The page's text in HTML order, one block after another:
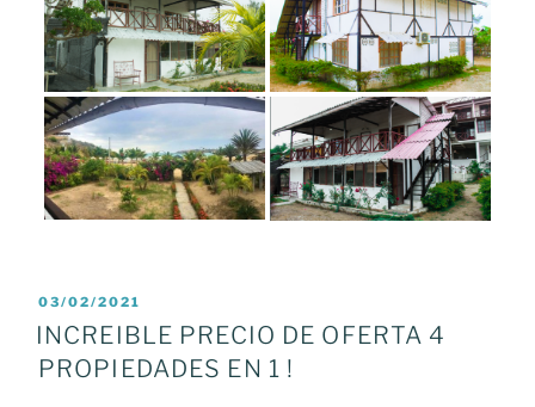
POSTED
ON
03/02/2021
INCREIBLE PRECIO DE OFERTA 4
PROPIEDADES EN 1 !